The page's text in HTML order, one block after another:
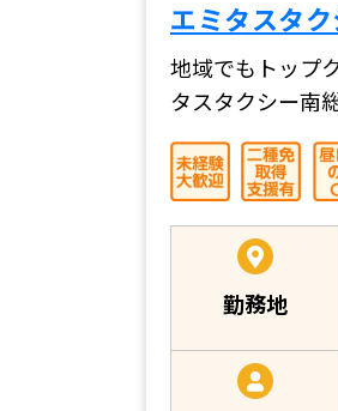
エミタスタ
地域でもトップ
タスタクシー南
勤務地